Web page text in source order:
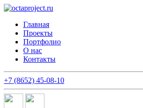
Главная
Проекты
Портфолио
О нас
Контакты
+7 (8652) 45-08-10